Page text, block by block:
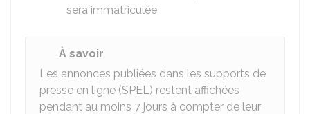
sera immatriculée
À savoir
Les annonces publiées dans les supports de
presse en ligne (SPEL) restent affichées
pendant au moins 7 jours à compter de leur